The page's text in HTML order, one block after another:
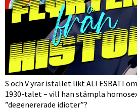
S och V yrar istället likt ALI ESBATI
1930-talet – vill han stämpla
”degenererade idioter”?